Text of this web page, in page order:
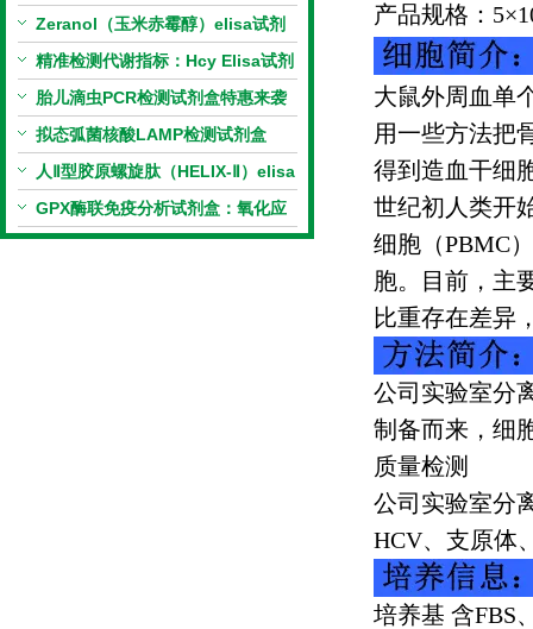
量更划算
Zeranol（玉米赤霉醇）elisa试剂
盒特惠
精准检测代谢指标：Hcy Elisa试剂
盒的科研应用与技术特点
胎儿滴虫PCR检测试剂盒特惠来袭
拟态弧菌核酸LAMP检测试剂盒
（恒温荧光法）新品上市优惠活动
人Ⅱ型胶原螺旋肽（HELIX-Ⅱ）elisa
试剂盒科研优惠活动开启
GPX酶联免疫分析试剂盒：氧化应
激研究精准检测工具
产品规格： 5×
大鼠外周血单
用一些方法把
得到造血干细
世纪初人类开
细胞（PBMC
胞。目前，主
比重存在差异
公司实验室分
制备而来，细
质量检测
公司实验室分
HCV、支原体
培养基 含FBS